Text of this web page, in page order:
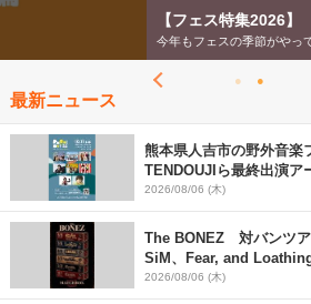
今年もフェスの季節がやってきた！
最新ニュース
熊本県人吉市の野外音楽
TENDOUJIら最終出演
支援プロジェクトの始動
2026/08/06 (木)
The BONEZ 対バンツア
SiM、Fear, and
アーティストを一斉解禁
2026/08/06 (木)